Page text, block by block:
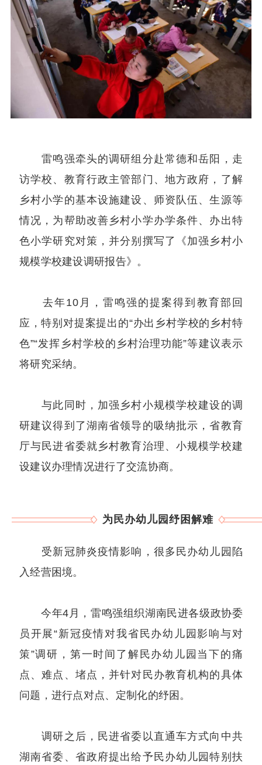
雷鸣强牵头的调研组分赴常德和岳阳，走
访学校、教育行政主管部门、地方政府，了解
乡村小学的基本设施建设、师资队伍、生源等
情况，为帮助改善乡村小学办学条件、办出特
色小学研究对策，并分别撰写了《加强乡村小
规模学校建设调研报告》。
去年10月，雷鸣强的提案得到教育部回
应，特别对提案提出的“办出乡村学校的乡村特
色”“发挥乡村学校的乡村治理功能”等建议表示
将研究采纳。
与此同时，加强乡村小规模学校建设的调
研建议得到了湖南省领导的吸纳批示，省教育
厅与民进省委就乡村教育治理、小规模学校建
设建议办理情况进行了交流协商。
为民办幼儿园纾困解难
受新冠肺炎疫情影响，很多民办幼儿园陷
入经营困境。
今年4月，雷鸣强组织湖南民进各级政协委
员开展“新冠疫情对我省民办幼儿园影响与对
策”调研，第一时间了解民办幼儿园当下的痛
点、难点、堵点，并针对民办教育机构的具体
问题，进行点对点、定制化的纾困。
调研之后，民进省委以直通车方式向中共
湖南省委、省政府提出给予民办幼儿园特别扶